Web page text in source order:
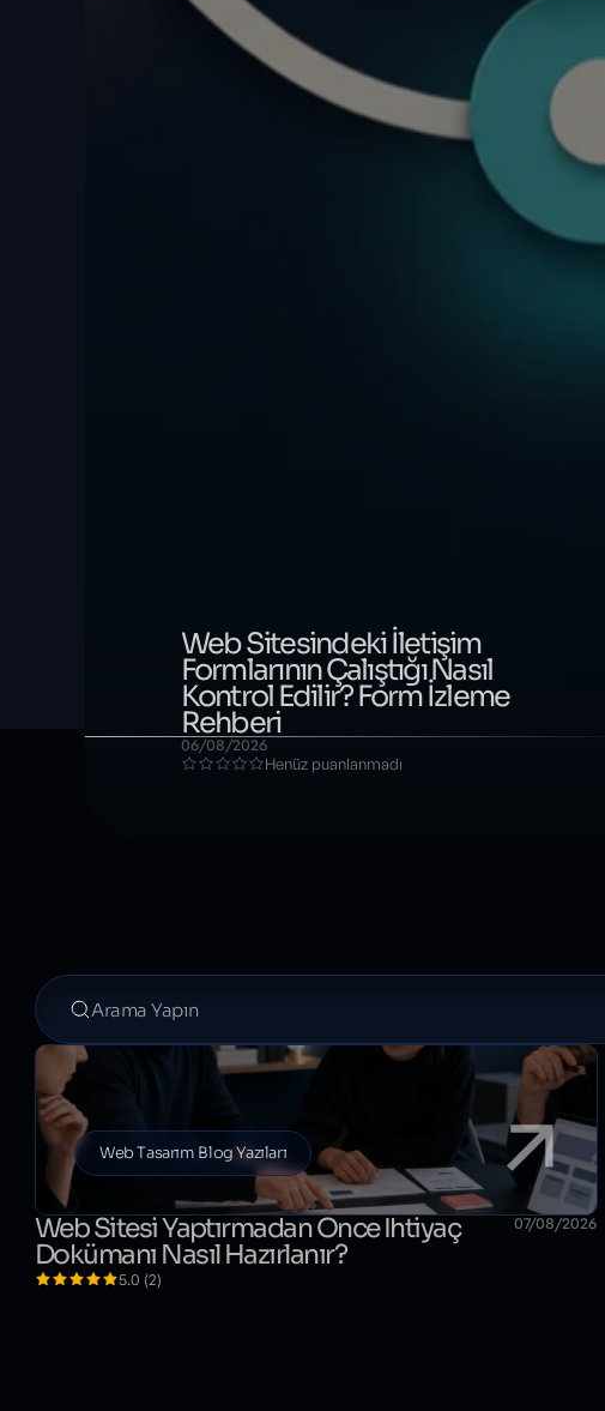
Web Sitesindeki İletişim
Formlarının Çalıştığı Nasıl
Kontrol Edilir? Form İzleme
Rehberi
06/08/2026
Henüz puanlanmadı
Blog yazılarında ara
Web Tasarım Blog Yazıları
Web Sitesi Yaptırmadan Önce İhtiyaç
Dokümanı Nasıl Hazırlanır?
07/08/2026
5.0 (2)